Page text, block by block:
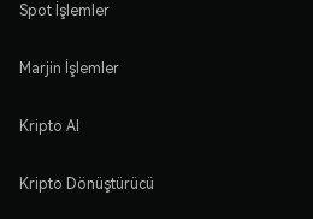
Spot İşlemler
Marjin İşlemler
Kripto Al
Kripto Dönüştürücü